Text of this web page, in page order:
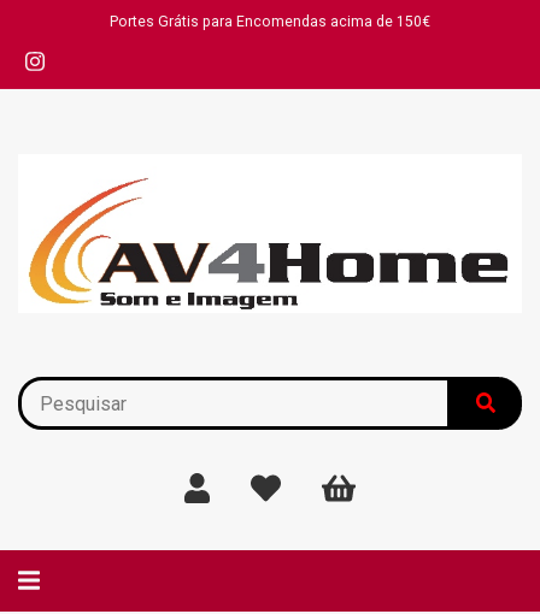
Portes Grátis para Encomendas acima de 150€
Alternar